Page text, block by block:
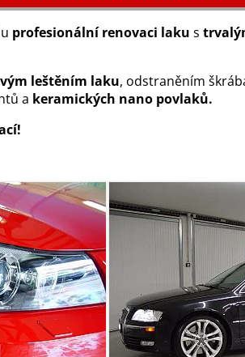
profesionální renovaci laku s
leštěním laku, odstraněním
a keramických nano povlaků.